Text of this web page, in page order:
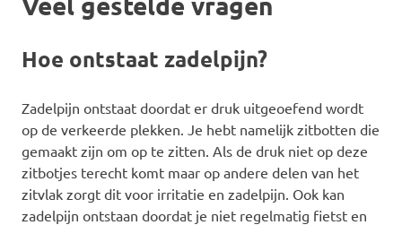
Hoe ontstaat zadelpijn?
Zadelpijn ontstaat doordat er druk uitgeoefend wordt
op de verkeerde plekken. Je hebt namelijk zitbotten die
gemaakt zijn om op te zitten. Als de druk niet op deze
zitbotjes terecht komt maar op andere delen van het
zitvlak zorgt dit voor irritatie en zadelpijn. Ook kan
zadelpijn ontstaan doordat je niet regelmatig fietst en